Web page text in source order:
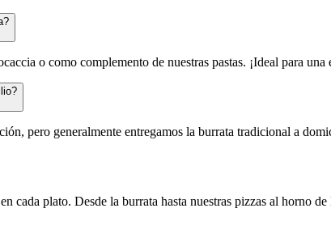
o como complemento de nuestras pastas. ¡Ideal para
pero generalmente entregamos la burrata tradicional a
cada plato. Desde la burrata hasta nuestras pizzas al horno